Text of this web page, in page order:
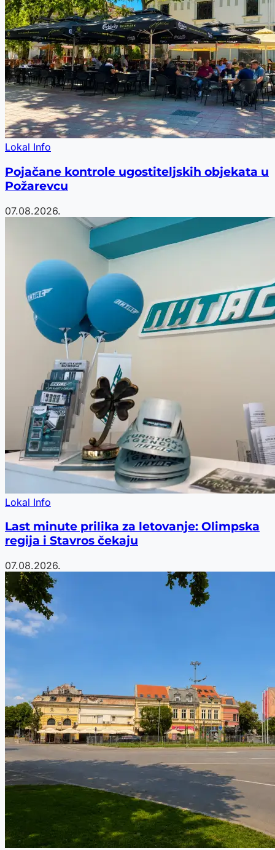
Lokal Info
Pojačane kontrole ugostiteljskih objekata u
Požarevcu
07.08.2026.
Lokal Info
Last minute prilika za letovanje: Olimpska
regija i Stavros čekaju
07.08.2026.